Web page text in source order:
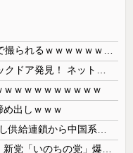
ｗｗｗｗｗｗｗｗｗｗ
出しｗｗｗ